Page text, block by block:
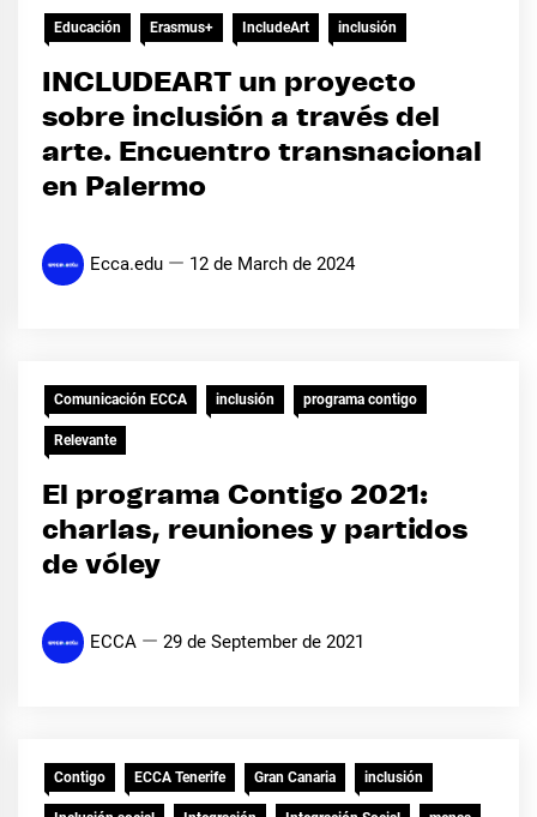
Educación Erasmus+ IncludeArt inclusión
INCLUDEART un proyecto
sobre inclusión a través del
arte. Encuentro transnacional
en Palermo
Ecca.edu 12 de March de 2024
Comunicación ECCA inclusión programa contigo
Relevante
El programa Contigo 2021:
charlas, reuniones y partidos
de vóley
ECCA 29 de September de 2021
Contigo ECCA Tenerife Gran Canaria inclusión